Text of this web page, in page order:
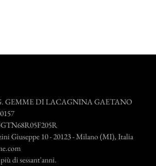
GEMME DI LACAGNINA GAETANO
Giuseppe 10 - 20123 - Milano (MI), Italia
di sessant'anni.